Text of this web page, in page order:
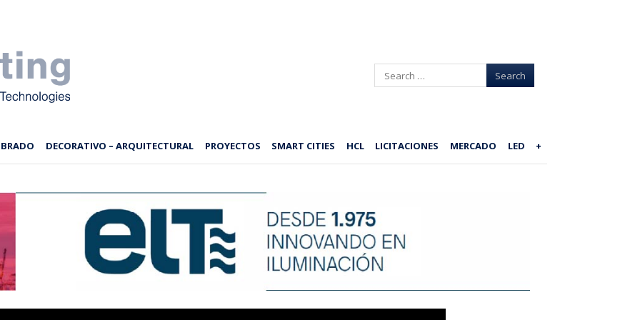
Search
DECORATIVO – ARQUITECTURAL PROYECTOS SMART CITIES HCL LICITACIONES MERCADO LED +